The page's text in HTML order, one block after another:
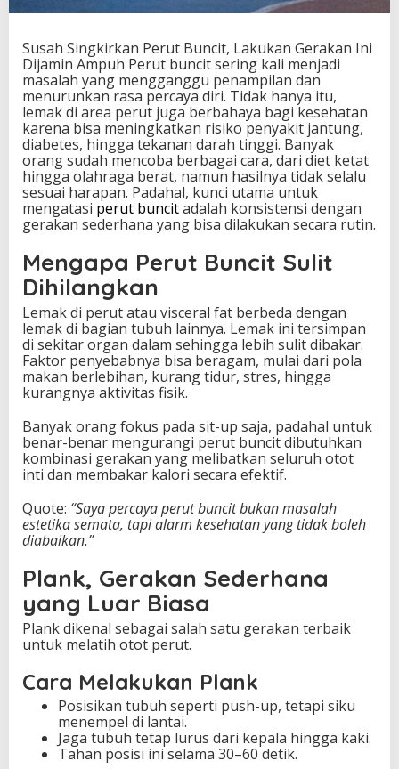
u
c
i
t
,
L
a
k
u
k
a
n
G
e
a
k
a
n
I
n
i
D
a
m
i
n
m
p
Susah Singkirkan Perut Buncit, Lakukan Gerakan Ini
Dijamin Ampuh Perut buncit sering kali menjadi
masalah yang mengganggu penampilan dan
menurunkan rasa percaya diri. Tidak hanya itu,
lemak di area perut juga berbahaya bagi kesehatan
karena bisa meningkatkan risiko penyakit jantung,
diabetes, hingga tekanan darah tinggi. Banyak
orang sudah mencoba berbagai cara, dari diet ketat
hingga olahraga berat, namun hasilnya tidak selalu
sesuai harapan. Padahal, kunci utama untuk
mengatasi perut buncitadalah konsistensi dengan
gerakan sederhana yang bisa dilakukan secara rutin.
Mengapa Perut Buncit Sulit
Dihilangkan
Lemak di perut atau visceral fat berbeda dengan
lemak di bagian tubuh lainnya. Lemak ini tersimpan
di sekitar organ dalam sehingga lebih sulit dibakar.
Faktor penyebabnya bisa beragam, mulai dari pola
makan berlebihan, kurang tidur, stres, hingga
kurangnya aktivitas fisik.
Banyak orang fokus pada sit-up saja, padahal untuk
benar-benar mengurangi perut buncit dibutuhkan
kombinasi gerakan yang melibatkan seluruh otot
inti dan membakar kalori secara efektif.
Quote: “Saya percaya perut buncit bukan masalah
estetika semata, tapi alarm kesehatan yang tidak boleh
diabaikan.”
Plank, Gerakan Sederhana
yang Luar Biasa
Plank dikenal sebagai salah satu gerakan terbaik
untuk melatih otot perut.
Cara Melakukan Plank
Posisikan tubuh seperti push-up, tetapi siku
menempel di lantai.
Jaga tubuh tetap lurus dari kepala hingga kaki.
Tahan posisi ini selama 30–60 detik.